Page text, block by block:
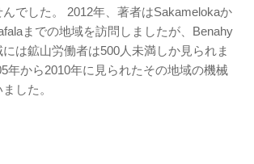
でした。 2012年、著者はSakamelokaか
までの地域を訪問しましたが、Benahy
は鉱山労働者は500人未満しか見られま
年から2010年に見られたその地域の機械
した。